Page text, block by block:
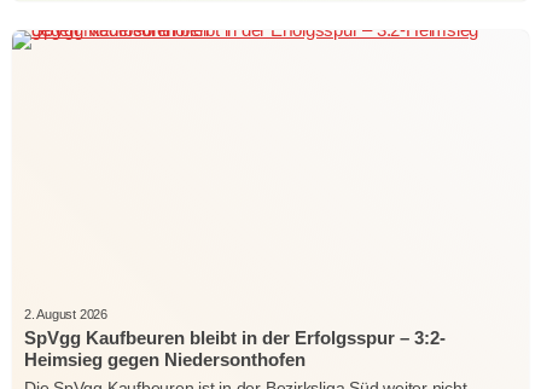
2. August 2026
SpVgg Kaufbeuren bleibt in der Erfolgsspur – 3:2-
Heimsieg gegen Niedersonthofen